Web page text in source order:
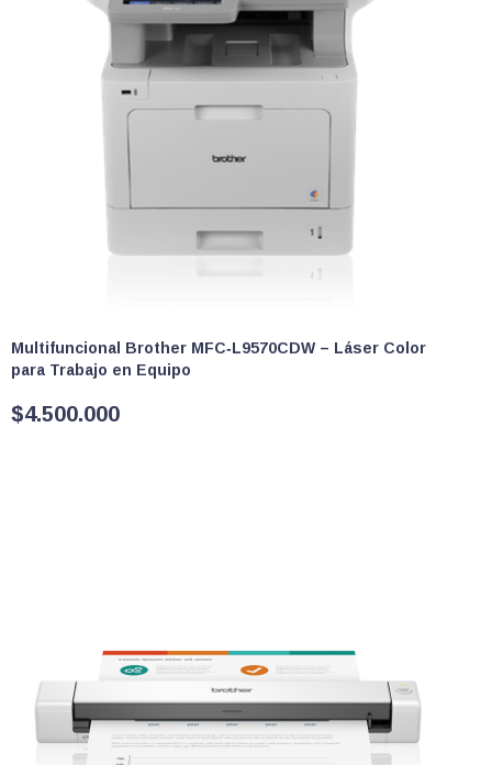
Multifuncional Brother MFC‑L9570CDW – Láser Color
para Trabajo en Equipo
$4.500.000